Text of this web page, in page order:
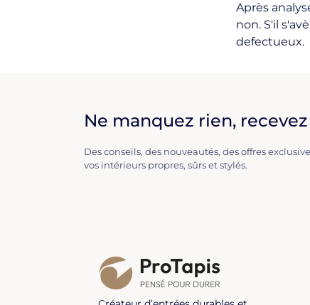
Après
non. S'il
defectueux.
Ne manquez rien, recevez
Des conseils, des nouveautés, des offres
vos intérieurs propres, sûrs et stylés.